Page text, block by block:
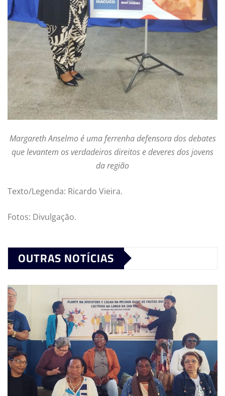
Margareth Anselmo é uma ferrenha defensora dos debates
que levantem os verdadeiros direitos e deveres dos jovens
da região
Texto/Legenda: Ricardo Vieira.
Fotos: Divulgação.
OUTRAS NOTÍCIAS